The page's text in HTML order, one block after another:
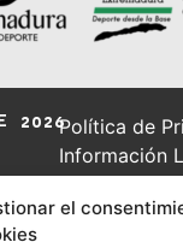
el
2026Política de
Información
de Cookies